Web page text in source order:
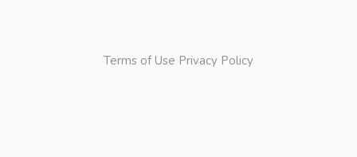
Terms of Use Privacy Policy